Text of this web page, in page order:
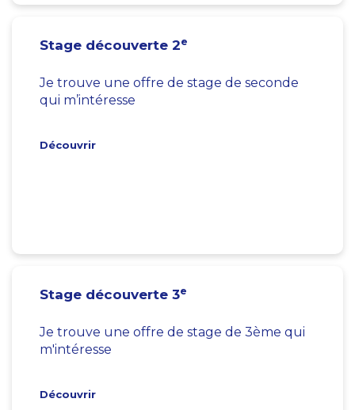
Stage découverte 2e
Je trouve une offre de stage de seconde
qui m’intéresse
Découvrir
Stage découverte 3e
Je trouve une offre de stage de 3ème qui
m'intéresse
Découvrir